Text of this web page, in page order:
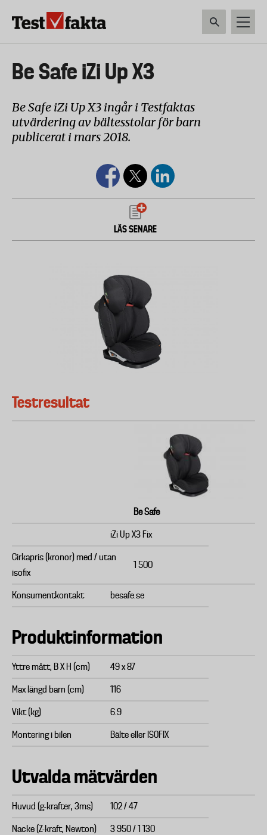
Huvudmeny
ny
Be Safe iZi Up X3
Be Safe iZi Up X3 ingår i Testfaktas
utvärdering av bältesstolar för barn
publicerat i mars 2018.
LÄS SENARE
Testresultat
Be Safe
iZi Up X3 Fix
Cirkapris (kronor) med / utan
isofix
1 500
Konsumentkontakt besafe.se
Produktinformation
Yttre mått, B X H (cm) 49 x 87
Max längd barn (cm) 116
Vikt (kg) 6.9
Montering i bilen Bälte eller ISOFIX
Utvalda mätvärden
Huvud (g-krafter, 3ms) 102 / 47
Nacke (Z-kraft, Newton) 3 950 / 1 130